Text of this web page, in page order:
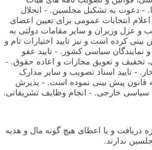
- دعوت‏ به‏ تشکیل‏ مجلسین‏. - انحلال‏
انتخابات‏ عمومی‏ برای‏ تعیین‏ اعضای‏
و عزل‏ وزیران‏ و سایر مقامات‏ دولتی‏ به‏
بینی‏ کرده‏ است‏ و نیز تایید اختیارات‏ تام‏ و
و نمایندگان‏ سیاسی‏ کشور. - تایید عفو
تخفیف‏ و تعویق‏ مجازات‏ و اعاده‏ حقوق‏. -
- تایید اسناد تصویب‏ و سایر مدارک‏
قانون‏ پیش‏ بینی‏ نموده‏ است‏. - پذیرش‏
سیاسی‏ خارجی‏. - انجام‏ وظایف‏ تشریفاتی‏.
دریافت‏ و یا اعطای‏ هیچ‏ گونه‏ مال‏ و هدیه‏
ندارند.